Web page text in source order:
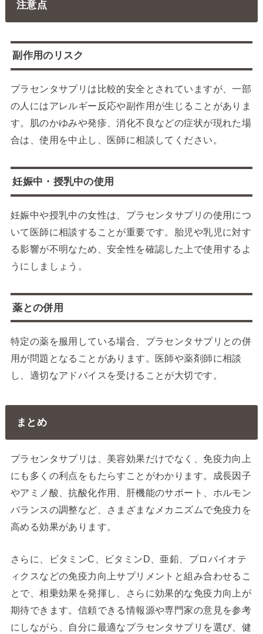
注意点
副作用のリスク
プラセンタサプリは比較的安全とされていますが、一部
の人にはアレルギー反応や副作用が生じることがありま
す。肌のかゆみや発疹、消化不良などの症状が現れた場
合は、使用を中止し、医師に相談してください。
妊娠中・授乳中の使用
妊娠中や授乳中の女性は、プラセンタサプリの使用につ
いて医師に相談することが重要です。胎児や乳児に対す
る影響が不明なため、安全性を確認した上で使用するよ
うにしましょう。
薬との併用
特定の薬を服用している場合、プラセンタサプリとの併
用が問題となることがあります。医師や薬剤師に相談
し、適切なアドバイスを受けることが大切です。
まとめ
プラセンタサプリは、美容効果だけでなく、免疫力向上
にも多くの利点をもたらすことがわかります。成長因子
やアミノ酸、抗酸化作用、肝機能のサポート、ホルモン
バランスの調整など、さまざまなメカニズムで免疫力を
高める効果があります。
さらに、ビタミンC、ビタミンD、亜鉛、プロバイオテ
ィクスなどの免疫力向上サプリメントと組み合わせるこ
とで、相乗効果を発揮し、さらに効果的な免疫力向上が
期待できます。信頼できる情報源や専門家の意見を参考
にしながら、自分に最適なプラセンタサプリを選び、健